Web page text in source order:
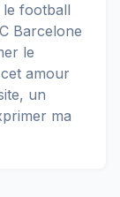
le football
Barcelone
le
amour
un
ma